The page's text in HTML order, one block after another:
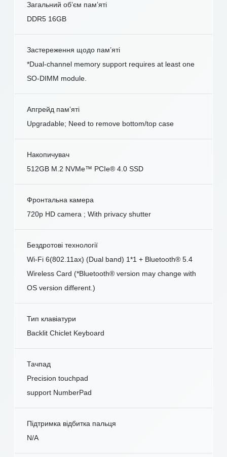
Загальний об’єм пам’яті
DDR5 16GB
Застереження щодо пам’яті
*Dual-channel memory support requires at least one
SO-DIMM module.
Апгрейд пам’яті
Upgradable; Need to remove bottom/top case
Накопичувач
512GB M.2 NVMe™ PCIe® 4.0 SSD
Фронтальна камера
720p HD camera ; With privacy shutter
Бездротові технології
Wi-Fi 6(802.11ax) (Dual band) 1*1 + Bluetooth® 5.4
Wireless Card (*Bluetooth® version may change with
OS version different.)
Тип клавіатури
Backlit Chiclet Keyboard
Тачпад
Precision touchpad
support NumberPad
Підтримка відбитка пальця
N/A